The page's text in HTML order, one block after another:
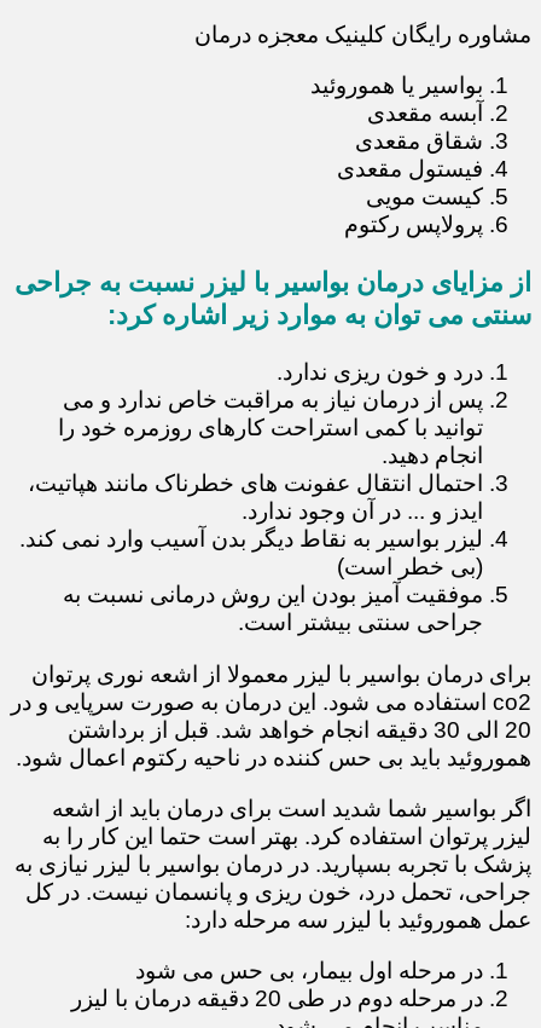
مشاوره رایگان کلینیک معجزه درمان
بواسیر یا هموروئید
آبسه مقعدی
شقاق مقعدی
فیستول مقعدی
کیست مویی
پرولاپس رکتوم
از مزایای درمان بواسیر با لیزر نسبت به جراحی
سنتی می توان به موارد زیر اشاره کرد:
درد و خون ریزی ندارد.
پس از درمان نیاز به مراقبت خاص ندارد و می
توانید با کمی استراحت کارهای روزمره خود را
انجام دهید.
احتمال انتقال عفونت های خطرناک مانند هپاتیت،
ایدز و ... در آن وجود ندارد.
لیزر بواسیر به نقاط دیگر بدن آسیب وارد نمی کند.
(بی خطر است)
موفقیت آمیز بودن این روش درمانی نسبت به
جراحی سنتی بیشتر است.
برای درمان بواسیر با لیزر معمولا از اشعه نوری پرتوان
co2 استفاده می شود. این درمان به صورت سرپایی و در
20 الی 30 دقیقه انجام خواهد شد. قبل از برداشتن
هموروئید باید بی حس کننده در ناحیه رکتوم اعمال شود.
اگر بواسیر شما شدید است برای درمان باید از اشعه
لیزر پرتوان استفاده کرد. بهتر است حتما این کار را به
پزشک با تجربه بسپارید. در درمان بواسیر با لیزر نیازی به
جراحی، تحمل درد، خون ریزی و پانسمان نیست. در کل
عمل هموروئید با لیزر سه مرحله دارد:
در مرحله اول بیمار، بی حس می شود
در مرحله دوم در طی 20 دقیقه درمان با لیزر